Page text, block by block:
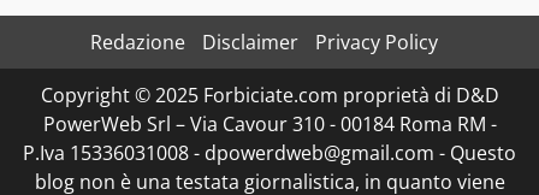
Redazione Disclaimer
Privacy Policy
Copyright © 2025 Forbiciate.com proprietà di D&D
PowerWeb Srl – Via Cavour 310 - 00184 Roma RM -
P.Iva 15336031008 - dpowerdweb@gmail.com - Questo
blog non è una testata giornalistica, in quanto viene